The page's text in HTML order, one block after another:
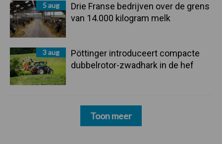
5 aug
Drie Franse bedrijven over de grens
van 14.000 kilogram melk
3 aug
Pöttinger introduceert compacte
dubbelrotor-zwadhark in de hef
Toon meer